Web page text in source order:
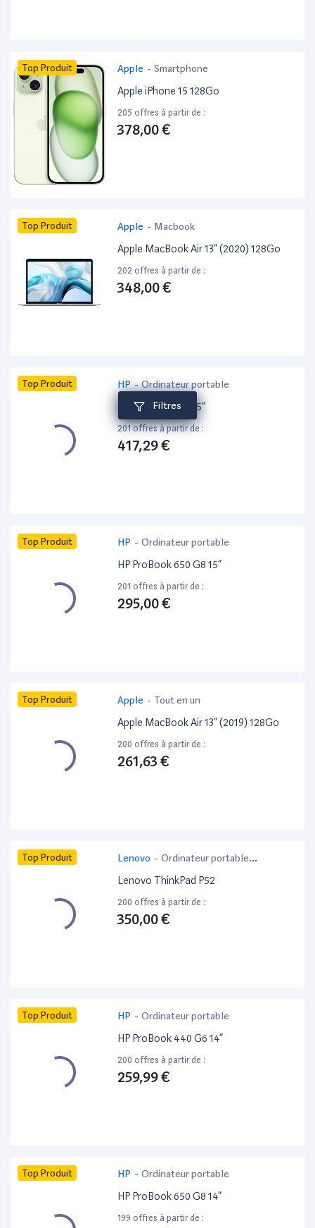
Filtres
Top Produit Apple - Smartphone
Apple iPhone 15 128Go
205 offres à partir de :
378,00 €
Top Produit Apple - Macbook
Apple MacBook Air 13” (2020) 128Go
202 offres à partir de :
348,00 €
Top Produit HP- Ordinateur portable
HP ZBook 15 G6 15”
201 offres à partir de :
417,29 €
Top Produit HP - Ordinateur portable
HP ProBook 650 G8 15”
201 offres à partir de :
295,00 €
Top Produit Apple - Tout en un
Apple MacBook Air 13” (2019) 128Go
200 offres à partir de :
261,63 €
Top Produit Lenovo - Ordinateur portable
bureautique
Lenovo ThinkPad P52
200 offres à partir de :
350,00 €
Top Produit HP - Ordinateur portable
HP ProBook 440 G6 14”
200 offres à partir de :
259,99 €
Top Produit HP - Ordinateur portable
HP ProBook 650 G8 14”
199 offres à partir de :